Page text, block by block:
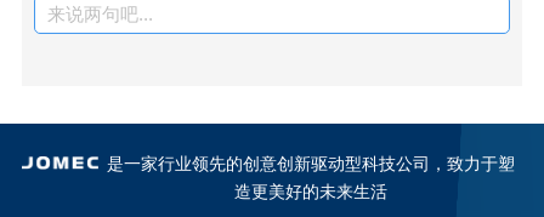
来说两句吧...
是一家行业领先的创意创新驱动型科技公司，致力于塑
造更美好的未来生活